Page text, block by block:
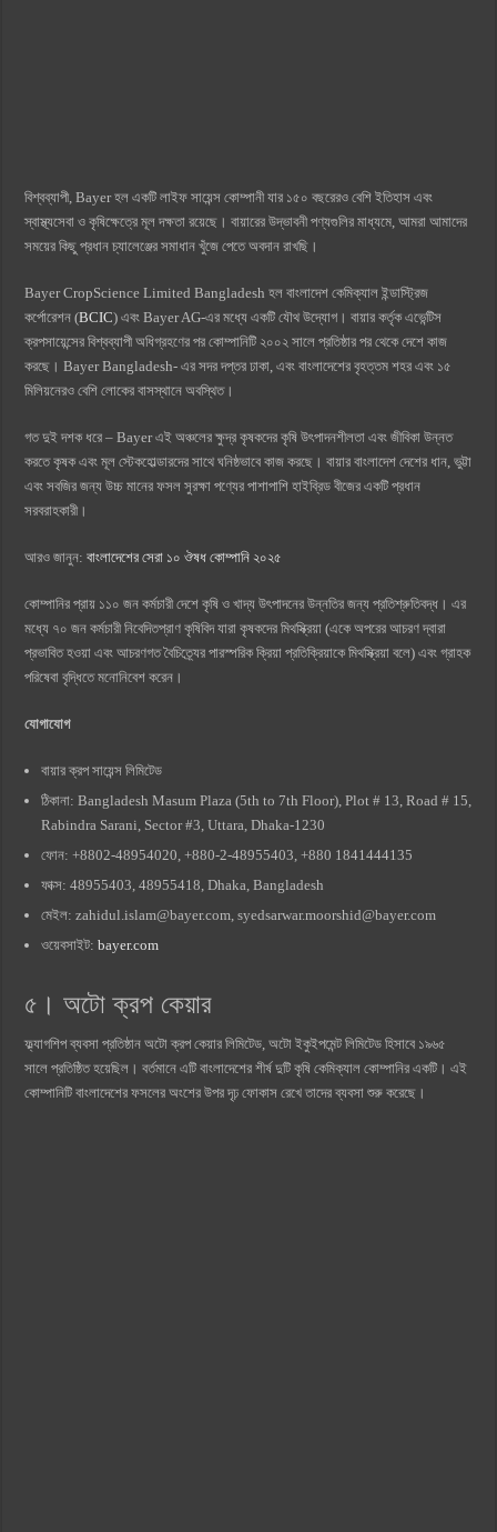
বিশ্বব্যাপী, Bayer হল একটি লাইফ সায়েন্স কোম্পানী যার ১৫০ বছরেরও বেশি ইতিহাস এবং
স্বাস্থ্যসেবা ও কৃষিক্ষেত্রে মূল দক্ষতা রয়েছে। বায়ারের উদ্ভাবনী পণ্যগুলির মাধ্যমে, আমরা আমাদের
সময়ের কিছু প্রধান চ্যালেঞ্জের সমাধান খুঁজে পেতে অবদান রাখছি।
Bayer CropScience Limited Bangladesh হল বাংলাদেশ কেমিক্যাল ইন্ডাস্ট্রিজ
কর্পোরেশন (BCIC) এবং Bayer AG-এর মধ্যে একটি যৌথ উদ্যোগ। বায়ার কর্তৃক এভেন্টিস
ক্রপসায়েন্সের বিশ্বব্যাপী অধিগ্রহণের পর কোম্পানিটি ২০০২ সালে প্রতিষ্ঠার পর থেকে দেশে কাজ
করছে। Bayer Bangladesh- এর সদর দপ্তর ঢাকা, এবং বাংলাদেশের বৃহত্তম শহর এবং ১৫
মিলিয়নেরও বেশি লোকের বাসস্থানে অবস্থিত।
গত দুই দশক ধরে – Bayer এই অঞ্চলের ক্ষুদ্র কৃষকদের কৃষি উৎপাদনশীলতা এবং জীবিকা উন্নত
করতে কৃষক এবং মূল স্টেকহোল্ডারদের সাথে ঘনিষ্ঠভাবে কাজ করছে। বায়ার বাংলাদেশ দেশের ধান, ভুট্টা
এবং সবজির জন্য উচ্চ মানের ফসল সুরক্ষা পণ্যের পাশাপাশি হাইব্রিড বীজের একটি প্রধান
সরবরাহকারী।
আরও জানুন:বাংলাদেশের সেরা ১০ ঔষধ কোম্পানি ২০২৫
কোম্পানির প্রায় ১১০ জন কর্মচারী দেশে কৃষি ও খাদ্য উৎপাদনের উন্নতির জন্য প্রতিশ্রুতিবদ্ধ। এর
মধ্যে ৭০ জন কর্মচারী নিবেদিতপ্রাণ কৃষিবিদ যারা কৃষকদের মিথস্ক্রিয়া (একে অপরের আচরণ দ্বারা
প্রভাবিত হওয়া এবং আচরণগত বৈচিত্র্যের পারস্পরিক ক্রিয়া প্রতিক্রিয়াকে মিথস্ক্রিয়া বলে) এবং গ্রাহক
পরিষেবা বৃদ্ধিতে মনোনিবেশ করেন।
যোগাযোগ
বায়ার ক্রপ সায়েন্স লিমিটেড
ঠিকানা: Bangladesh Masum Plaza (5th to 7th Floor), Plot # 13, Road # 15,
Rabindra Sarani, Sector #3, Uttara, Dhaka-1230
ফোন: +8802-48954020, +880-2-48955403, +880 1841444135
ফাক্স: 48955403, 48955418, Dhaka, Bangladesh
মেইল:zahidul.islam@bayer.com ,syedsarwar.moorshid@bayer.com
ওয়েবসাইট:bayer.com
৫। অটো ক্রপ কেয়ার
ফ্ল্যাগশিপ ব্যবসা প্রতিষ্ঠান অটো ক্রপ কেয়ার লিমিটেড, অটো ইকুইপমেন্ট লিমিটেড হিসাবে ১৯৬৫
সালে প্রতিষ্ঠিত হয়েছিল। বর্তমানে এটি বাংলাদেশের শীর্ষ দুটি কৃষি কেমিক্যাল কোম্পানির একটি। এই
কোম্পানিটি বাংলাদেশের ফসলের অংশের উপর দৃঢ় ফোকাস রেখে তাদের ব্যবসা শুরু করেছে।